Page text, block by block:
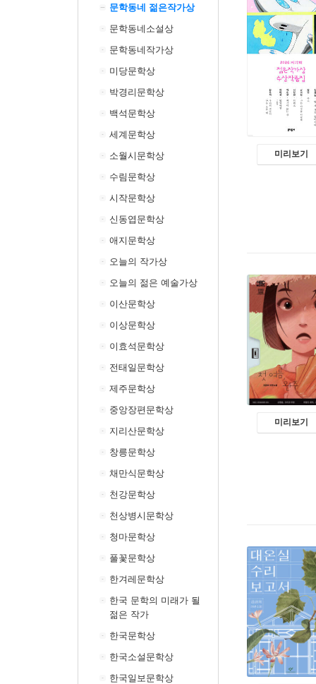
문학동네 젊은작가상
문학동네소설상
문학동네작가상
미당문학상
박경리문학상
백석문학상
세계문학상
소월시문학상
수림문학상
시작문학상
신동엽문학상
애지문학상
오늘의 작가상
오늘의 젊은 예술가상
이산문학상
이상문학상
이효석문학상
전태일문학상
제주문학상
중앙장편문학상
지리산문학상
창릉문학상
채만식문학상
천강문학상
천상병시문학상
청마문학상
풀꽃문학상
한겨레문학상
한국 문학의 미래가 될
젊은 작가
한국문학상
한국소설문학상
한국일보문학상
미리보기
미리보기